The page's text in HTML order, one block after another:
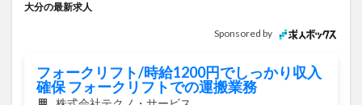
大分の最新求人
Sponsored by
フォークリフト/時給1200円でしっかり収入
確保 フォークリフトでの運搬業務